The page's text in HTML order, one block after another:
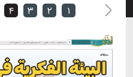
۱ ۲ ۳ ۴